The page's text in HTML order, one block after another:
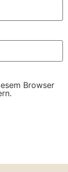
Browser